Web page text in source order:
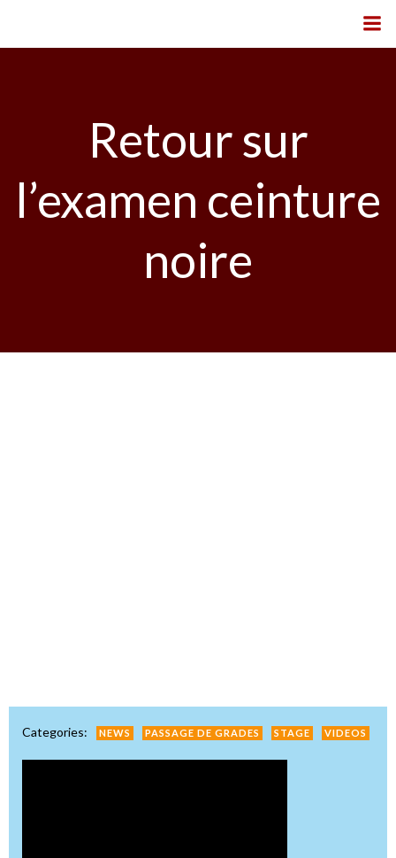
contenu
Retour sur
l’examen ceinture
noire
Categories: NEWS PASSAGE DE GRADES STAGE VIDEOS